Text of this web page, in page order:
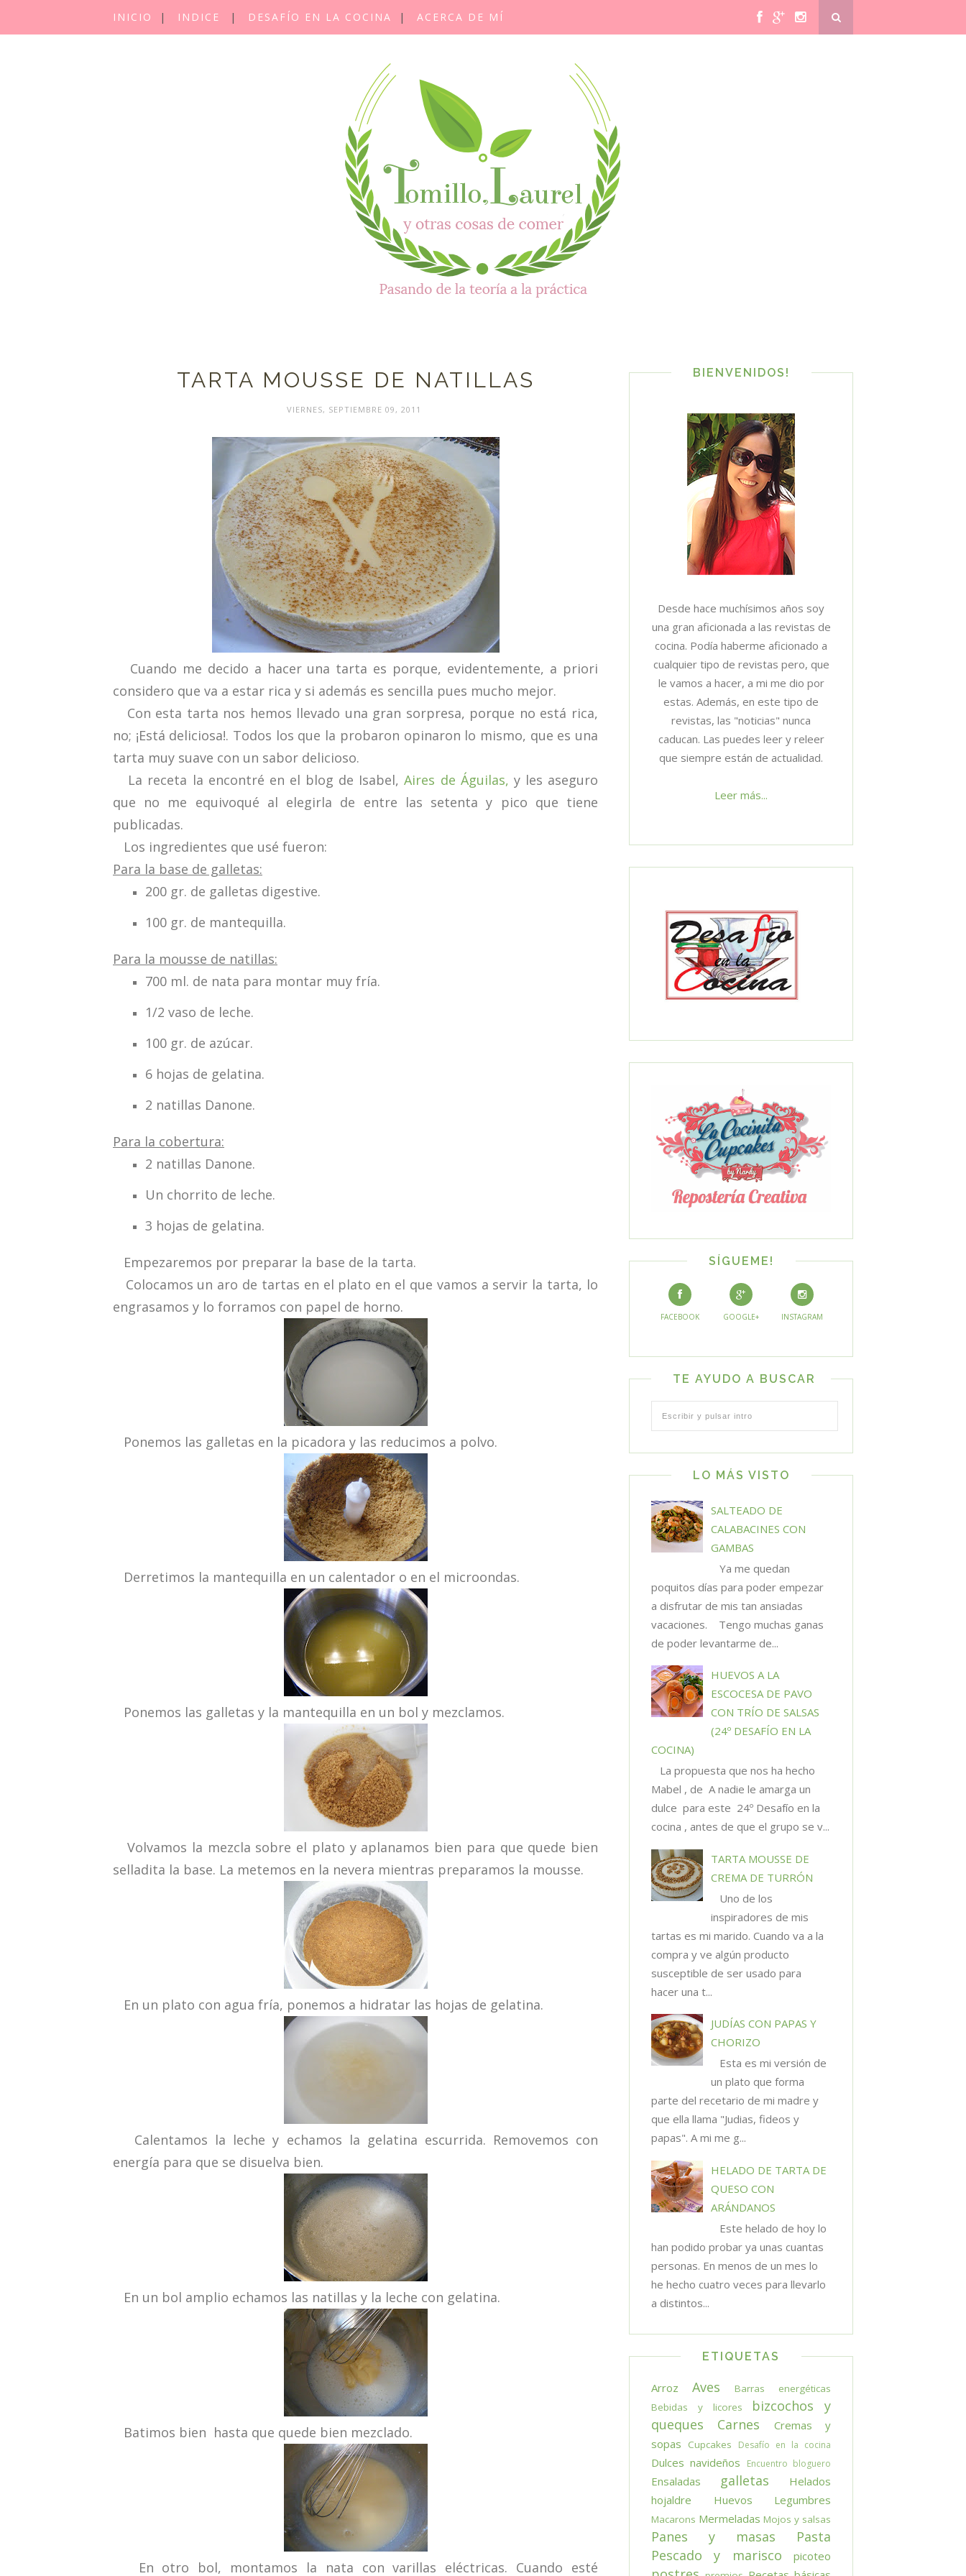
INICIO INDICE DESAFÍO EN LA COCINA ACERCA DE MÍ
TARTA MOUSSE DE NATILLAS
VIERNES, SEPTIEMBRE 09, 2011
Cuando me decido a hacer una tarta es porque, evidentemente, a priori
considero que va a estar rica y si además es sencilla pues mucho mejor.
Con esta tarta nos hemos llevado una gran sorpresa, porque no está rica,
no; ¡Está deliciosa!. Todos los que la probaron opinaron lo mismo, que es una
tarta muy suave con un sabor delicioso.
La receta la encontré en el blog de Isabel,Aires de Águilas, y les aseguro
que no me equivoqué al elegirla de entre las setenta y pico que tiene
publicadas.
Los ingredientes que usé fueron:
Para la base de galletas:
200 gr. de galletas digestive.
100 gr. de mantequilla.
Para la mousse de natillas:
700 ml. de nata para montar muy fría.
1/2 vaso de leche.
100 gr. de azúcar.
6 hojas de gelatina.
2 natillas Danone.
Para la cobertura:
2 natillas Danone.
Un chorrito de leche.
3 hojas de gelatina.
Empezaremos por preparar la base de la tarta.
Colocamos un aro de tartas en el plato en el que vamos a servir la tarta, lo
engrasamos y lo forramos con papel de horno.
Ponemos las galletas en la picadora y las reducimos a polvo.
Derretimos la mantequilla en un calentador o en el microondas.
Ponemos las galletas y la mantequilla en un bol y mezclamos.
Volvamos la mezcla sobre el plato y aplanamos bien para que quede bien
selladita la base. La metemos en la nevera mientras preparamos la mousse.
En un plato con agua fría, ponemos a hidratar las hojas de gelatina.
Calentamos la leche y echamos la gelatina escurrida. Removemos con
energía para que se disuelva bien.
En un bol amplio echamos las natillas y la leche con gelatina.
Batimos bien hasta que quede bien mezclado.
En otro bol, montamos la nata con varillas eléctricas. Cuando esté
BIENVENIDOS!
Desde hace muchísimos años soy
una gran aficionada a las revistas de
cocina. Podía haberme aficionado a
cualquier tipo de revistas pero, que
le vamos a hacer, a mi me dio por
estas. Además, en este tipo de
revistas, las "noticias" nunca
caducan. Las puedes leer y releer
que siempre están de actualidad.
Leer más...
SÍGUEME!
FACEBOOK GOOGLE+ INSTAGRAM
TE AYUDO A BUSCAR
LO MÁS VISTO
SALTEADO DE
CALABACINES CON
GAMBAS
Ya me quedan
poquitos días para poder empezar
a disfrutar de mis tan ansiadas
vacaciones. Tengo muchas ganas
de poder levantarme de...
HUEVOS A LA
ESCOCESA DE PAVO
CON TRÍO DE SALSAS
(24º DESAFÍO EN LA
COCINA)
La propuesta que nos ha hecho
Mabel , de A nadie le amarga un
dulce para este 24º Desafío en la
cocina , antes de que el grupo se v...
TARTA MOUSSE DE
CREMA DE TURRÓN
Uno de los
inspiradores de mis
tartas es mi marido. Cuando va a la
compra y ve algún producto
susceptible de ser usado para
hacer una t...
JUDÍAS CON PAPAS Y
CHORIZO
Esta es mi versión de
un plato que forma
parte del recetario de mi madre y
que ella llama "Judias, fideos y
papas". A mi me g...
HELADO DE TARTA DE
QUESO CON
ARÁNDANOS
Este helado de hoy lo
han podido probar ya unas cuantas
personas. En menos de un mes lo
he hecho cuatro veces para llevarlo
a distintos...
ETIQUETAS
Arroz Aves
Barras energéticas
Bebidas y licores
bizcochos y
queques
Carnes
Cremas y
sopas
Cupcakes Desafío en la cocina
Dulces navideños Encuentro bloguero
Ensaladas galletas
Helados
hojaldre
Huevos Legumbres
Macarons Mermeladas Mojos y salsas
Panes y masas
Pasta
Pescado y marisco
picoteo